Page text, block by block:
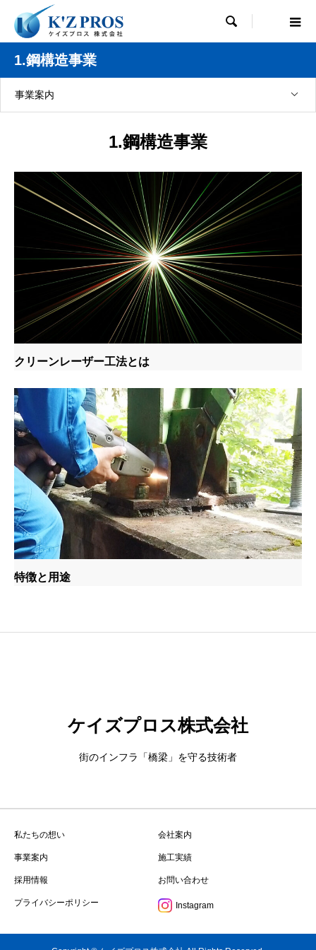

1.鋼構造事業
事業案内
1.鋼構造事業
クリーンレーザー工法とは
特徴と用途
ケイズプロス株式会社
街のインフラ「橋梁」を守る技術者
私たちの想い 会社案内
事業案内 施工実績
採用情報 お問い合わせ
プライバシーポリシー Instagram